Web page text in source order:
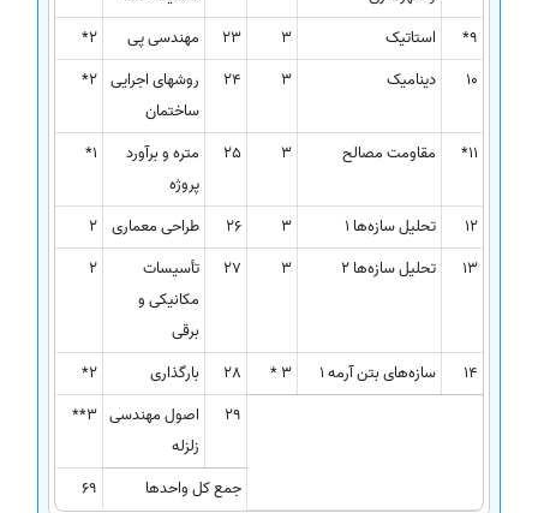
9* استاتیک 3
23 مهندسی پی
2*
10
دینامیک 3
24
روشهای اجرایی
ساختمان
2*
11* مقاومت مصالح 3
25
متره و برآورد
پروژه
1*
12 تحلیل سازه‌ها 1 3
26 طراحی معماری 2
13
تحلیل سازه‌ها 2 3
27
تأسیسات
مکانیکی و
برقی
2
14 سازه‌های بتن آرمه 1 3 *
28 بارگذاری
2*
29
اصول مهندسی
زلزله
3**
جمع کل واحدها 69